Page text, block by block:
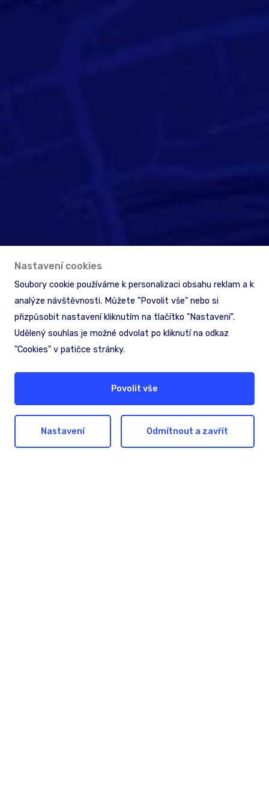
Nastavení cookies
Soubory cookie používáme k personalizaci obsahu reklam a k
analýze návštěvnosti. Můžete "Povolit vše" nebo si
přizpůsobit nastavení kliknutím na tlačítko "Nastavení".
Udělený souhlas je možné odvolat po kliknutí na odkaz
"Cookies" v patičce stránky.
Povolit vše
Nastavení Odmítnout a zavřít